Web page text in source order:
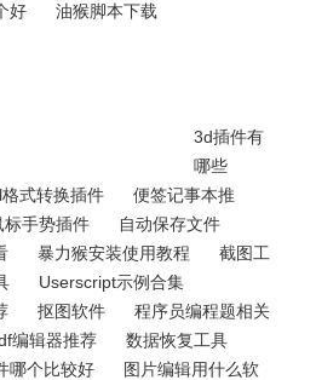
好 油猴脚本下载
3d插件有
哪些
式转换插件
便签记事本推
标手势插件
自动保存文件
暴力猴安装使用教程
截图工
Userscript示例合集
抠图软件
程序员编程题相关
编辑器推荐
数据恢复工具
哪个比较好
图片编辑用什么软